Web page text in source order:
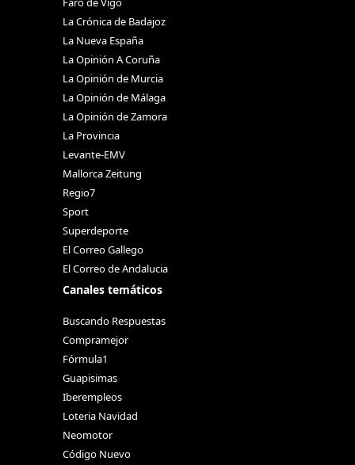
La Crónica de Badajoz
La Nueva España
La Opinión A Coruña
La Opinión de Murcia
La Opinión de Málaga
La Opinión de Zamora
La Provincia
Levante-EMV
Mallorca Zeitung
Regio7
Sport
Superdeporte
El Correo Gallego
El Correo de Andalucia
Canales temáticos
Buscando Respuestas
Compramejor
Fórmula1
Guapisimas
Iberempleos
Loteria Navidad
Neomotor
Código Nuevo